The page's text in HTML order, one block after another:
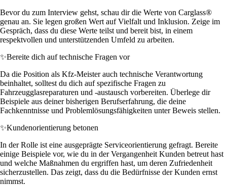
Bevor du zum Interview gehst, schau dir die Werte von Carglass®
genau an. Sie legen großen Wert auf Vielfalt und Inklusion. Zeige im
Gespräch, dass du diese Werte teilst und bereit bist, in einem
respektvollen und unterstützenden Umfeld zu arbeiten.
✨Bereite dich auf technische Fragen vor
Da die Position als Kfz-Meister auch technische Verantwortung
beinhaltet, solltest du dich auf spezifische Fragen zu
Fahrzeugglasreparaturen und -austausch vorbereiten. Überlege dir
Beispiele aus deiner bisherigen Berufserfahrung, die deine
Fachkenntnisse und Problemlösungsfähigkeiten unter Beweis stellen.
✨Kundenorientierung betonen
In der Rolle ist eine ausgeprägte Serviceorientierung gefragt. Bereite
einige Beispiele vor, wie du in der Vergangenheit Kunden betreut hast
und welche Maßnahmen du ergriffen hast, um deren Zufriedenheit
sicherzustellen. Das zeigt, dass du die Bedürfnisse der Kunden ernst
nimmst.